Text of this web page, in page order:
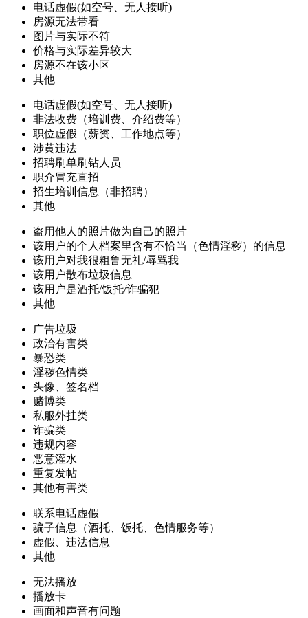
电话虚假(如空号、无人接听)
房源无法带看
图片与实际不符
价格与实际差异较大
房源不在该小区
其他
电话虚假(如空号、无人接听)
非法收费（培训费、介绍费等）
职位虚假（薪资、工作地点等）
涉黄违法
招聘刷单刷钻人员
职介冒充直招
招生培训信息（非招聘）
其他
盗用他人的照片做为自己的照片
该用户的个人档案里含有不恰当（色情淫秽）的信息
该用户对我很粗鲁无礼/辱骂我
该用户散布垃圾信息
该用户是酒托/饭托/诈骗犯
其他
广告垃圾
政治有害类
暴恐类
淫秽色情类
头像、签名档
赌博类
私服外挂类
诈骗类
违规内容
恶意灌水
重复发帖
其他有害类
联系电话虚假
骗子信息（酒托、饭托、色情服务等）
虚假、违法信息
其他
无法播放
播放卡
画面和声音有问题